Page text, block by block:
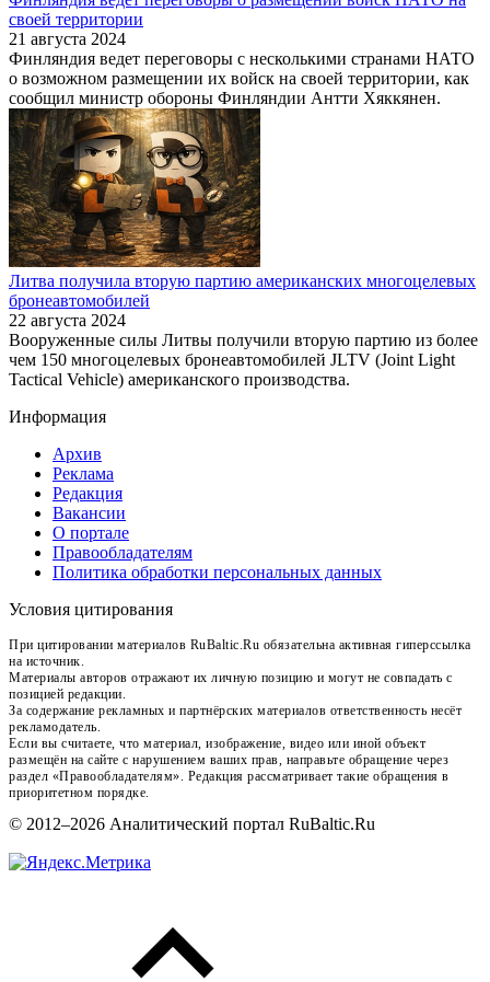
своей территории
21 августа 2024
Финляндия ведет переговоры с несколькими странами НАТО
о возможном размещении их войск на своей территории, как
сообщил министр обороны Финляндии Антти Хяккянен.
Литва получила вторую партию американских многоцелевых
бронеавтомобилей
22 августа 2024
Вооруженные силы Литвы получили вторую партию из более
чем 150 многоцелевых бронеавтомобилей JLTV (Joint Light
Tactical Vehicle) американского производства.
Информация
Архив
Реклама
Редакция
Вакансии
О портале
Правообладателям
Политика обработки персональных данных
Условия цитирования
При цитировании материалов RuBaltic.Ru обязательна активная гиперссылка
на источник.
Материалы авторов отражают их личную позицию и могут не совпадать с
позицией редакции.
За содержание рекламных и партнёрских материалов ответственность несёт
рекламодатель.
Если вы считаете, что материал, изображение, видео или иной объект
размещён на сайте с нарушением ваших прав, направьте обращение через
раздел «Правообладателям». Редакция рассматривает такие обращения в
приоритетном порядке.
© 2012–2026 Аналитический портал RuBaltic.Ru